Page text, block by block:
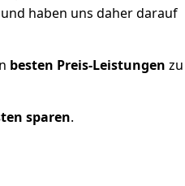
haben uns daher darauf
besten Preis-Leistungen zu
sparen.